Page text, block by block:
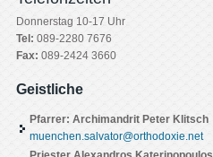
Donnerstag 10-17 Uhr
Tel: 089-2280 7676
Fax: 089-2424 3660
Geistliche
Pfarrer: Archimandrit Peter Klitsch
muenchen.salvator@orthodoxie.net